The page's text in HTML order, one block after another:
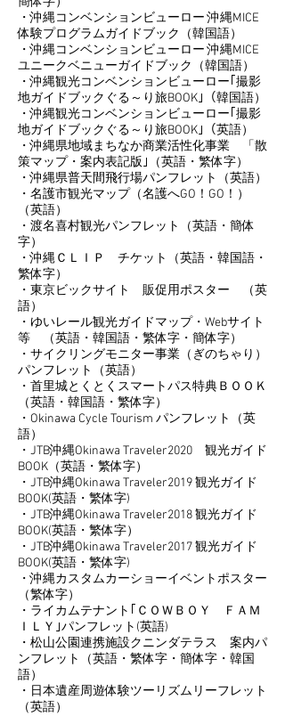
・沖縄コンベンションビューロー 沖縄MICE
体験プログラムガイドブック（韓国語）
・沖縄コンベンションビューロー 沖縄MICE
ユニークベニューガイドブック（韓国語）
・沖縄観光コンベンションビューロー｢撮影
地ガイドブックぐる～り旅BOOK｣（韓国語）
・沖縄観光コンベンションビューロー｢撮影
地ガイドブックぐる～り旅BOOK｣（英語）
・沖縄県地域まちなか商業活性化事業 「散
策マップ・案内表記版｣（英語・繁体字）
・沖縄県普天間飛行場パンフレット（英語）
・名護市観光マップ（名護へGO！GO！）
（英語）
・渡名喜村観光パンフレット（英語・簡体
字）
・沖縄ＣＬＩＰ チケット（英語・韓国語・
繁体字）
・東京ビックサイト 販促用ポスター （英
語）
・ゆいレール観光ガイドマップ・Webサイト
等 （英語・韓国語・繁体字・簡体字）
・サイクリングモニター事業（ぎのちゃり）
パンフレット（英語）
・首里城とくとくスマートパス特典ＢＯＯＫ
（英語・韓国語・繁体字）
・Okinawa Cycle Tourism パンフレット（英
語）
・JTB沖縄Okinawa Traveler2020 観光ガイド
BOOK（英語・繁体字）
・JTB沖縄Okinawa Traveler2019 観光ガイド
BOOK(英語・繁体字)
・JTB沖縄Okinawa Traveler2018 観光ガイド
BOOK(英語・繁体字）
・JTB沖縄Okinawa Traveler2017 観光ガイド
BOOK(英語・繁体字)
・沖縄カスタムカーショーイベントポスター
（繁体字）
・ライカムテナント｢ＣＯＷＢＯＹ ＦＡＭ
ＩＬＹ｣パンフレット(英語)
・松山公園連携施設クニンダテラス 案内パ
ンフレット（英語・繁体字・簡体字・韓国
語）
・日本遺産周遊体験ツーリズムリーフレット
（英語）